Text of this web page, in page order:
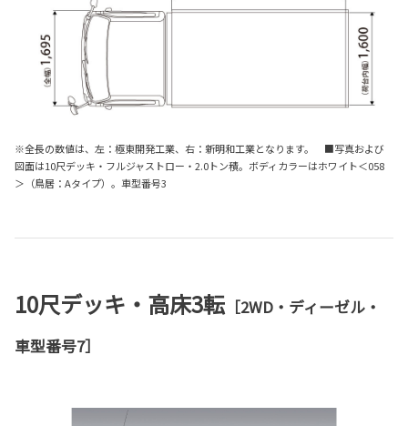
※全長の数値は、左：極東開発工業、右：新明和工業となります。 ■写真および
図面は10尺デッキ・フルジャストロー・2.0トン積。ボディカラーはホワイト＜058
＞（鳥居：Aタイプ）。車型番号3
10尺デッキ・高床3転 ［2WD・ディーゼル・
車型番号7］